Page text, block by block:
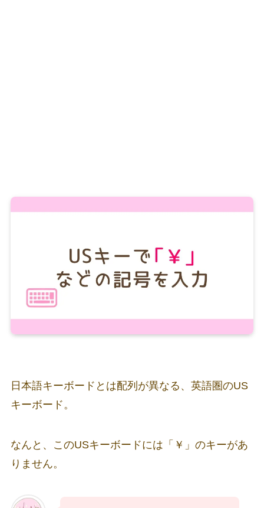
日本語キーボードとは配列が異なる、英語圏のUS
キーボード。
なんと、このUSキーボードには「￥」のキーがあ
りません。